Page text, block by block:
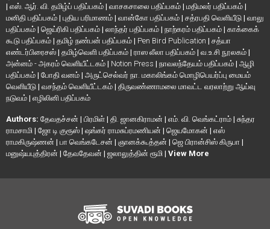
| எஸ். ஆர். வி. தமிழ்ப் பதிப்பகம் | வாசகசாலை பதிப்பகம் | மதிமலர் பதிப்பகம் |
மனிதி பதிப்பகம் | புதிய பரிமாணம் | வான்கோ பதிப்பகம் | சத்ரபதி வெளியீடு | வாலு
பதிப்பகம் | ஜெய்ரிகி பதிப்பகம் | லாந்தர் பதிப்பகம் | நாற்கரம் பதிப்பகம் | காக்கைக்
கூடு பதிப்பகம் | தமிழ் நண்பன் பதிப்பகம் | Pen Bird Publication | சத்யா
எண்டர்பிரைசஸ் | தமிழ்வெளி பதிப்பகம் | ராஸ லீலா பதிப்பகம் | வ.உ.சி நூலகம் |
அன்னம் - அகரம் வெளியீட்டகம் | Notion Press | நாவலந்தேயம் பதிப்பகம் | ஆழி
பதிப்பகம் | போதி வனம் | அருட்செல்வர் நா. மகாலிங்கம் மொழிபெயர்ப்பு மையம்
வெளியீடு | வசந்தம் வெளியீட்டகம் | திருவண்ணாமலை மாவட்ட வரலாற்று ஆய்வு
நடுவம் | எழிலினி பதிப்பகம்
Authors: தேவதச்சன் | பிரமிள் | தி. ஜானகிராமன் | எம். வி. வெங்கட்ராம் | சுந்தர
ராமசாமி | ஜோ டி குரூஸ் | ஷங்கர் ராமசுப்ரமணியன் | ஜெயமோகன் | எஸ்
ராமகிருஷ்ணன் | பா வெங்கடேசன் | ஞானக்கூத்தன் | ஜெ பிரான்சிஸ் கிருபா |
மனுஷ்யபுத்திரன் | தேவதேவன் | ஜலாலுத்தின் ரூமி | View More